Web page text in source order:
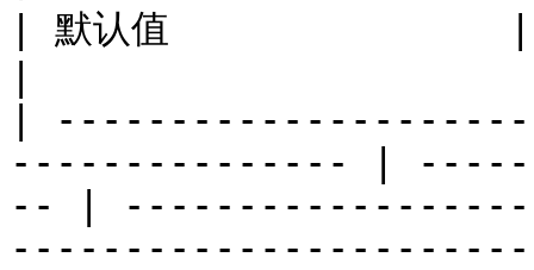
| 默认值
|
--------------- |
-- |